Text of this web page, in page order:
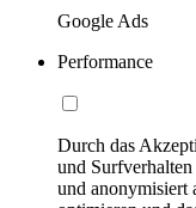
Google Ads
Performance
Durch das
und
und anonymisiert